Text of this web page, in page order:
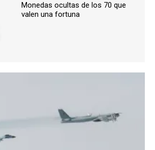
Monedas ocultas de los 70 que
valen una fortuna